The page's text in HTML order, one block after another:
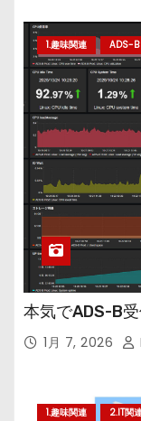
1.趣味関連 ADS-B
本気でADS-B
1月 7, 2026
1.趣味関連 2.IT関